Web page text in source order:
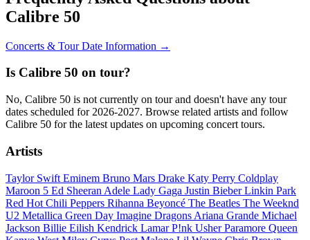
Calibre 50
Concerts & Tour Date Information →
Is Calibre 50 on tour?
No, Calibre 50 is not currently on tour and doesn't have any tour
dates scheduled for 2026-2027. Browse related artists and follow
Calibre 50 for the latest updates on upcoming concert tours.
Artists
Taylor Swift Eminem Bruno Mars Drake Katy Perry Coldplay
Maroon 5 Ed Sheeran Adele Lady Gaga Justin BieberLinkin Park
Red Hot Chili Peppers Rihanna Beyoncé The Beatles The Weeknd
U2 Metallica Green Day Imagine Dragons Ariana Grande Michael
Jackson Billie Eilish Kendrick LamarP!nk UsherParamore Queen